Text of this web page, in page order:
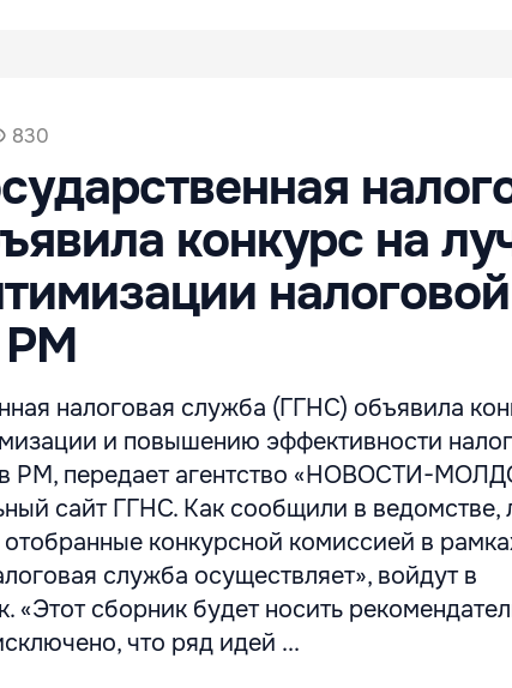
830
конкурс на
налоговой
РМ
налоговая служба (ГГНС) объявила
и повышению эффективности
РМ, передает агентство «НОВОСТИ-
сайт ГГНС. Как сообщили в ведомстве,
конкурсной комиссией в
служба осуществляет», войдут в
«Этот сборник будет носить
что ряд идей ...